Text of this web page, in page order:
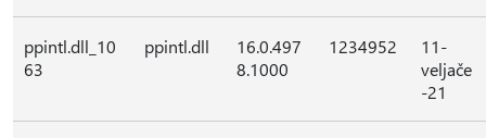
ppintl.dll_10
63
ppintl.dll
16.0.497
8.1000
1234952
11-
veljače
-21